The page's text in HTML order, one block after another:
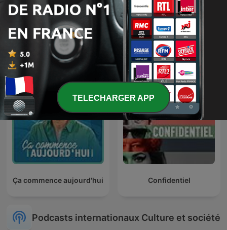
Libre antenne Les pieds sur terre
Ça commence aujourd'hui Confidentiel
Podcasts internationaux Culture et société
TELECHARGER APP